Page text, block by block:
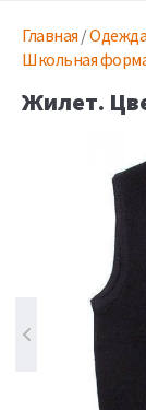
Главная /Одежда
Школьная
Жилет.